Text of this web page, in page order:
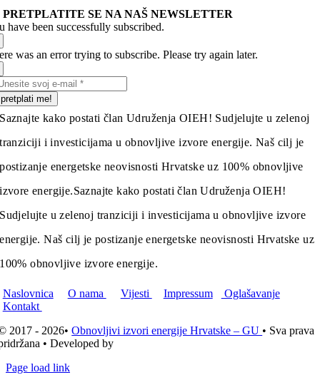
PRETPLATITE SE NA NAŠ NEWSLETTER
have been successfully subscribed.
was an error trying to subscribe. Please try again later.
pretplati me!
Saznajte kako postati član Udruženja OIEH! Sudjelujte u zelenoj
tranziciji i investicijama u obnovljive izvore energije. Naš cilj je
postizanje energetske neovisnosti Hrvatske uz 100% obnovljive
izvore energije.Saznajte kako postati član Udruženja OIEH!
Sudjelujte u zelenoj tranziciji i investicijama u obnovljive izvore
energije. Naš cilj je postizanje energetske neovisnosti Hrvatske uz
100% obnovljive izvore energije.
Naslovnica O nama Vijesti Impressum
Oglašavanje
Kontakt
2017 - 2026•Obnovljivi izvori energije Hrvatske – GU • Sva prava
• Developed by
Page load link